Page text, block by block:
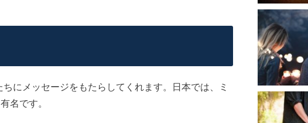
にメッセージをもたらしてくれます。日本では、ミ
名です。